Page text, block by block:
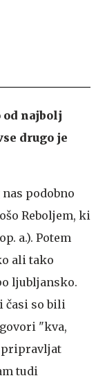
od najbolj
drugo je
podobno
Reboljem, ki
a.). Potem
ali tako
ljubljansko.
časi so bili
"kva,
pripravljat
tudi